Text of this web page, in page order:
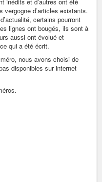
vergogne d’articles existants.
certains pourront
lignes ont bougés, ils sont à
aussi ont évolué et
qui a été écrit.
nous avons choisi de
disponibles sur internet